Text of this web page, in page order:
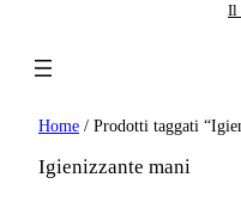
r
Il
Home / Prodotti taggati
Igienizzante mani